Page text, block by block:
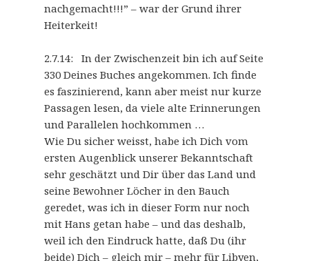
nachgemacht!!!” – war der Grund ihrer
Heiterkeit!
2.7.14: In der Zwischenzeit bin ich auf Seite
330 Deines Buches angekommen. Ich finde
es faszinierend, kann aber meist nur kurze
Passagen lesen, da viele alte Erinnerungen
und Parallelen hochkommen …
Wie Du sicher weisst, habe ich Dich vom
ersten Augenblick unserer Bekanntschaft
sehr geschätzt und Dir über das Land und
seine Bewohner Löcher in den Bauch
geredet, was ich in dieser Form nur noch
mit Hans getan habe – und das deshalb,
weil ich den Eindruck hatte, daß Du (ihr
beide) Dich – gleich mir – mehr für Libyen,